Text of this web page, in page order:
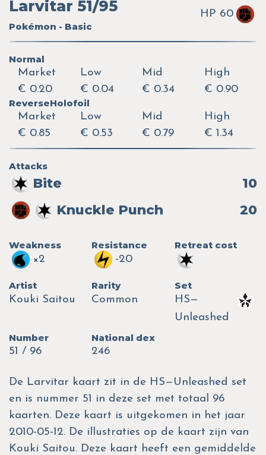
Larvitar 51/95
Pokémon - Basic
HP 60
Normal
Market
€ 0.20
Low
€ 0.04
Mid
€ 0.34
High
€ 0.90
ReverseHolofoil
Market
€ 0.85
Low
€ 0.53
Mid
€ 0.79
High
€ 1.34
Attacks
Bite
10
Knuckle Punch
20
Weakness
×2
Resistance
-20
Retreat cost
Artist
Kouki Saitou
Rarity
Common
Set
HS—
Unleashed
Number
51 / 96
National dex
246
De Larvitar kaart zit in de HS—Unleashed set
en is nummer 51 in deze set met totaal 96
kaarten. Deze kaart is uitgekomen in het jaar
2010-05-12. De illustraties op de kaart zijn van
Kouki Saitou. Deze kaart heeft een gemiddelde